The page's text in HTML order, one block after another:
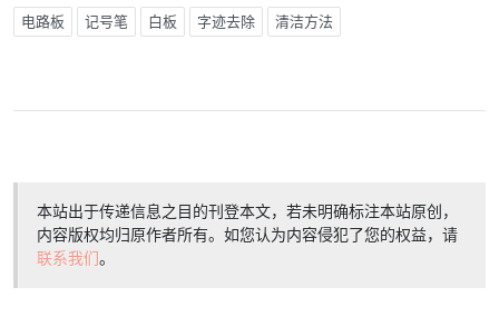
电路板 记号笔 白板 字迹去除 清洁方法
本站出于传递信息之目的刊登本文，若未明确标注本站原创，
内容版权均归原作者所有。如您认为内容侵犯了您的权益，请
联系我们。